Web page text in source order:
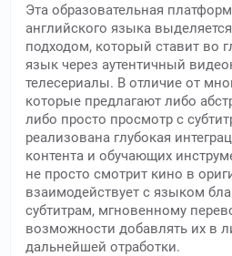
Эта образовательная
английского языка
подходом, который ставит во
язык через аутентичный
телесериалы. В отличие от
которые предлагают либо
либо просто просмотр с
реализована глубокая
контента и обучающих
не просто смотрит кино в
взаимодействует с языком
субтитрам, мгновенному
возможности добавлять их в
дальнейшей отработки.